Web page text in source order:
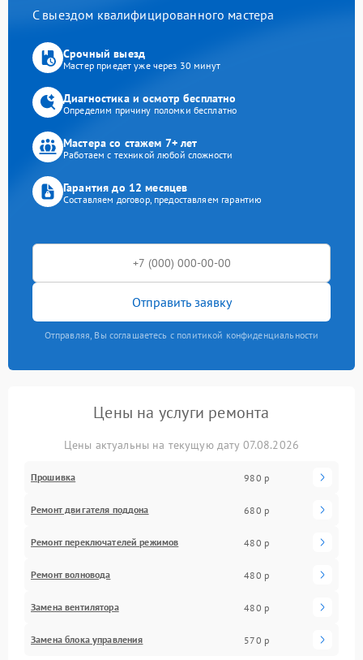
С выездом квалифицированного мастера
Срочный выезд
Мастер приедет уже через 30 минут
Диагностика и осмотр бесплатно
Определим причину поломки бесплатно
Мастера со стажем 7+ лет
Работаем с техникой любой сложности
Гарантия до 12 месяцев
Составляем договор, предоставляем гарантию
Отправить заявку
Отправляя, Вы соглашаетесь с политикой конфиденциальности
Цены на услуги ремонта
Цены актуальны на текущую дату 07.08.2026
Прошивка 980 р
Ремонт двигателя поддона 680 р
Ремонт переключателей режимов 480 р
Ремонт волновода 480 р
Замена вентилятора 480 р
Замена блока управления 570 р